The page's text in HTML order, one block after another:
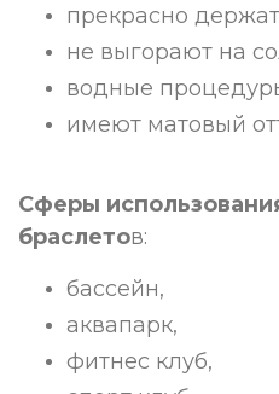
прекрасно
не выгорают на
водные
имеют матовый
Сферы
браслетов:
бассейн,
аквапарк,
фитнес клуб,